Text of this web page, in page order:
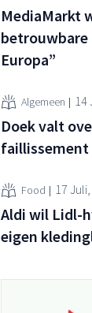
MediaMarkt
Europa”
Algemeen 14
Doek valt
faillissement
Food 17
Aldi wil Lidl-
eigen